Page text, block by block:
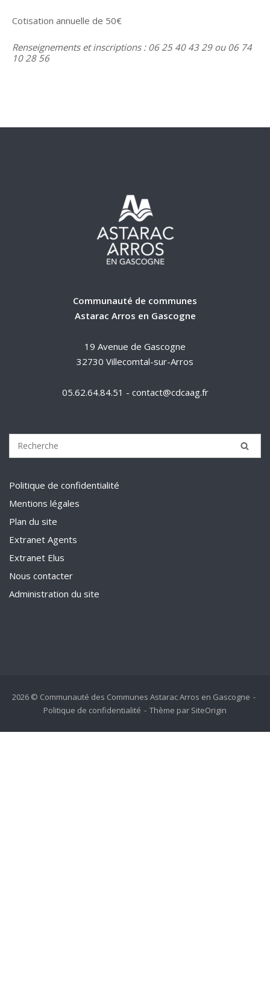
Cotisation annuelle de 50€
Renseignements et inscriptions : 06 25 40 43 29 ou 06 74
10 28 56
Communauté de communes
Astarac Arros en Gascogne
19 Avenue de Gascogne
32730 Villecomtal-sur-Arros
05.62.64.84.51 - contact@cdcaag.fr
Politique de confidentialité
Mentions légales
Plan du site
Extranet Agents
Extranet Elus
Nous contacter
Administration du site
2026 © Communauté des Communes Astarac Arros en Gascogne
Politique de confidentialité
Thème par SiteOrigin